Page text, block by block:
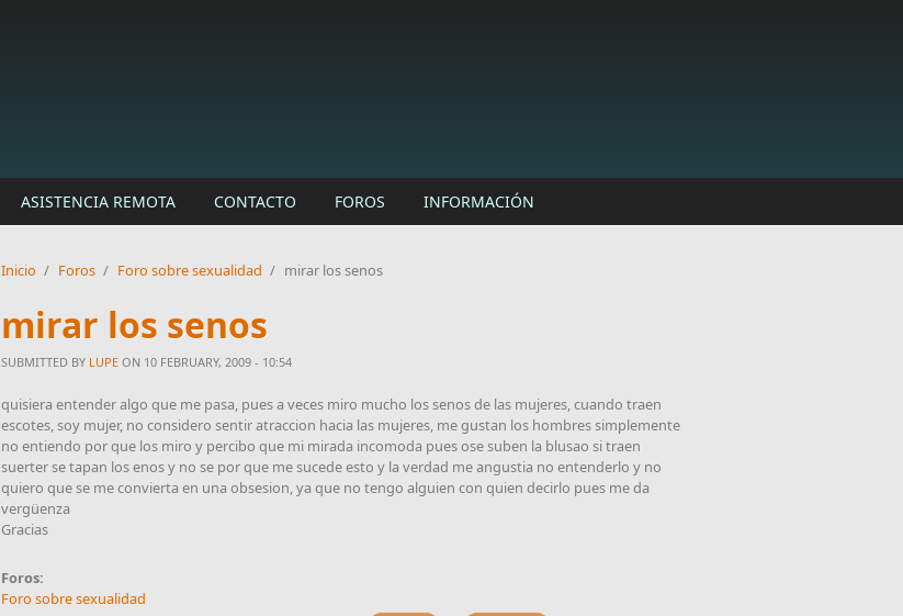
ASISTENCIA REMOTA CONTACTO FOROS INFORMACIÓN
Inicio / Foros / Foro sobre sexualidad / mirar los senos
mirar los senos
SUBMITTED BY LUPE ON 10 FEBRUARY, 2009 - 10:54
quisiera entender algo que me pasa, pues a veces miro mucho los senos de las mujeres, cuando traen
escotes, soy mujer, no considero sentir atraccion hacia las mujeres, me gustan los hombres simplemente
no entiendo por que los miro y percibo que mi mirada incomoda pues ose suben la blusao si traen
suerter se tapan los enos y no se por que me sucede esto y la verdad me angustia no entenderlo y no
quiero que se me convierta en una obsesion, ya que no tengo alguien con quien decirlo pues me da
vergüenza
Gracias
Foros:
Foro sobre sexualidad